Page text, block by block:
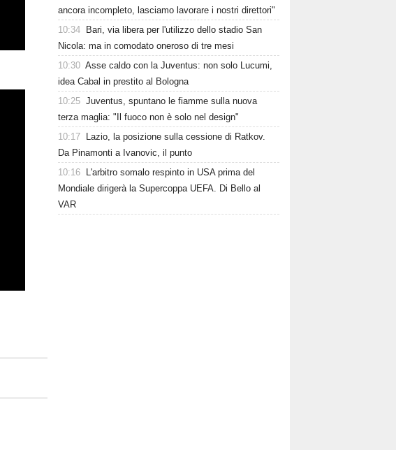
ancora incompleto, lasciamo lavorare i nostri direttori"
10:34
Bari, via libera per l'utilizzo dello stadio San
Nicola: ma in comodato oneroso di tre mesi
10:30 Asse caldo con la Juventus: non solo Lucumi,
idea Cabal in prestito al Bologna
10:25 Juventus, spuntano le fiamme sulla nuova
terza maglia: "Il fuoco non è solo nel design"
10:17
Lazio, la posizione sulla cessione di Ratkov.
Da Pinamonti a Ivanovic, il punto
10:16
L'arbitro somalo respinto in USA prima del
Mondiale dirigerà la Supercoppa UEFA. Di Bello al
VAR